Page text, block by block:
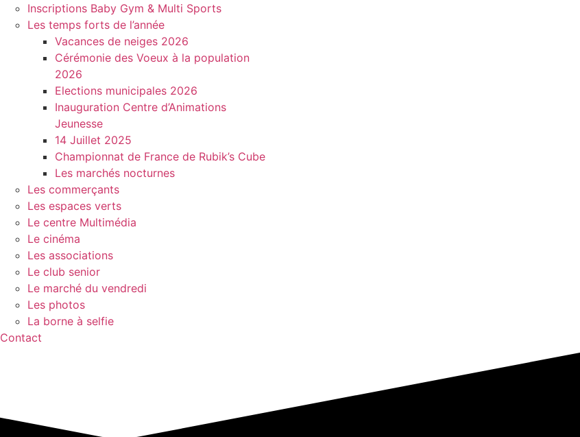
Inscriptions Baby Gym & Multi Sports
Les temps forts de l’année
Vacances de neiges 2026
Cérémonie des Voeux à la population
2026
Elections municipales 2026
Inauguration Centre d’Animations
Jeunesse
14 Juillet 2025
Championnat de France de Rubik’s Cube
Les marchés nocturnes
Les commerçants
Les espaces verts
Le centre Multimédia
Le cinéma
Les associations
Le club senior
Le marché du vendredi
Les photos
La borne à selfie
Contact